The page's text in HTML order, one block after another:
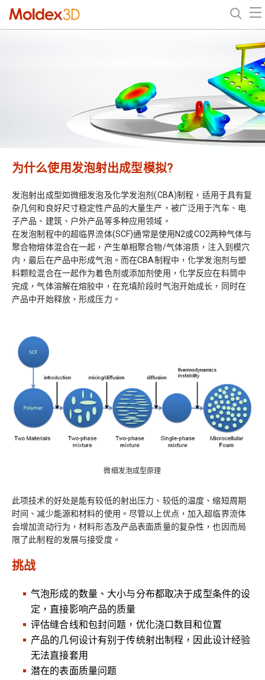
为什么使用发泡射出成型模拟?
发泡射出成型如微细发泡及化学发泡剂(CBA)制程，适用于具有复
杂几何和良好尺寸稳定性产品的大量生产，被广泛用于汽车、电
子产品、建筑、户外产品等多种应用领域。
在发泡制程中的超临界流体(SCF)通常是使用N2或CO2两种气体与
聚合物熔体混合在一起，产生单相聚合物/气体溶质，注入到模穴
内，最后在产品中形成气泡。而在CBA制程中，化学发泡剂与塑
料颗粒混合在一起作为着色剂或添加剂使用，化学反应在料筒中
完成，气体溶解在熔胶中，在充填阶段时气泡开始成长，同时在
产品中开始释放，形成压力。
微细发泡成型原理
此项技术的好处是能有较低的射出压力、较低的温度、缩短周期
时间、减少能源和材料的使用。尽管以上优点，加入超临界流体
会增加流动行为，材料形态及产品表面质量的复杂性，也因而局
限了此制程的发展与接受度。
挑战
气泡形成的数量、大小与分布都取决于成型条件的设
定，直接影响产品的质量
评估缝合线和包封问题，优化浇口数目和位置
产品的几何设计有别于传统射出制程，因此设计经验
无法直接套用
潜在的表面质量问题